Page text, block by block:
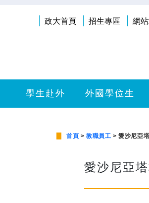
政大首頁 招生專區 網
學生赴外 外國學位生
首頁 >教職員工 > 愛沙尼亞
愛沙尼亞